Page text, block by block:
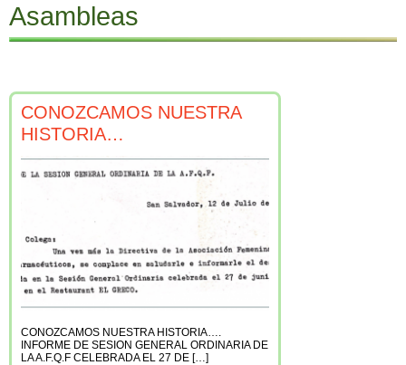
r
Asambleas
CONOZCAMOS NUESTRA
HISTORIA…
CONOZCAMOS NUESTRA HISTORIA….
INFORME DE SESION GENERAL ORDINARIA DE
LA A.F.Q.F CELEBRADA EL 27 DE […]